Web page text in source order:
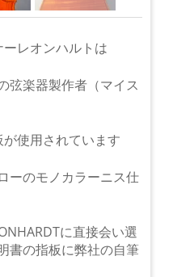
ーレオンハルトは
弦楽器製作者（マイス
使用されています
ーのモノカラーニス仕
に直接会い選
書の指板に弊社の自筆